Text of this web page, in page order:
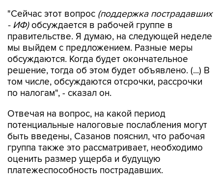
"Сейчас этот вопрос (поддержка пострадавших
- ИФ)обсуждается в рабочей группе в
правительстве. Я думаю, на следующей неделе
мы выйдем с предложением. Разные меры
обсуждаются. Когда будет окончательное
решение, тогда об этом будет объявлено. (...) В
том числе, обсуждаются отсрочки, рассрочки
по налогам", - сказал он.
Отвечая на вопрос, на какой период
потенциальные налоговые послабления могут
быть введены, Сазанов пояснил, что рабочая
группа также это рассматривает, необходимо
оценить размер ущерба и будущую
платежеспособность пострадавших.